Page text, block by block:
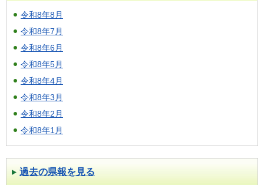
令和8年8月
令和8年7月
令和8年6月
令和8年5月
令和8年4月
令和8年3月
令和8年2月
令和8年1月
過去の県報を見る